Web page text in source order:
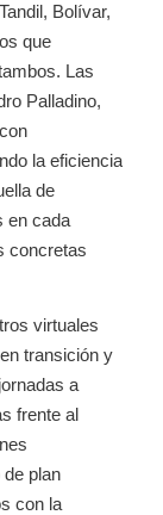
Bolívar,
que
Las
Palladino,
la eficiencia
de
en cada
concretas
virtuales
transición y
a
frente al
plan
con la